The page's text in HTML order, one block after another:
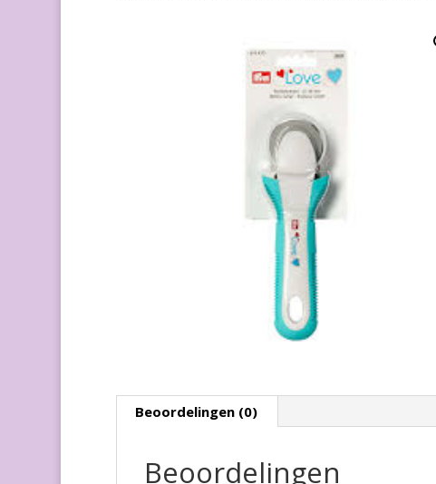
Beoordelingen (0)
Beoordelingen